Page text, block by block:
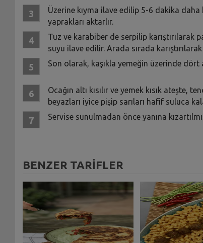
Üzerine kıyma ilave edilip 5-6 dakika daha
yaprakları aktarlır.
Tuz ve karabiber de serpilip karıştırılarak
suyu ilave edilir. Arada sırada
Son olarak, kaşıkla yemeğin üzerinde dört
Ocağın altı kısılır ve yemek kısık ateşte,
beyazları iyice pişip sarıları hafif suluca
Servise sunulmadan önce yanına
BENZER TARİFLER